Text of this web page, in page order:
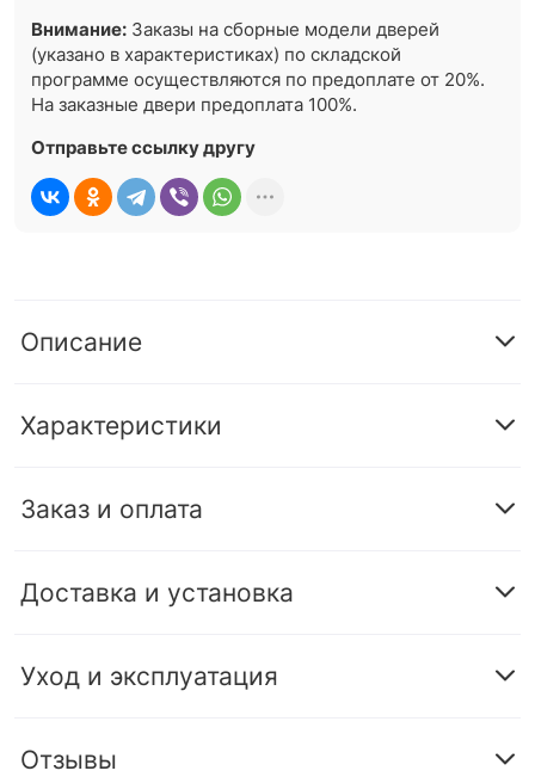
Внимание: Заказы на сборные модели дверей
(указано в характеристиках) по складской
программе осуществляются по предоплате от 20%.
На заказные двери предоплата 100%.
Отправьте ссылку другу
Описание
Характеристики
Заказ и оплата
Доставка и установка
Уход и эксплуатация
Отзывы